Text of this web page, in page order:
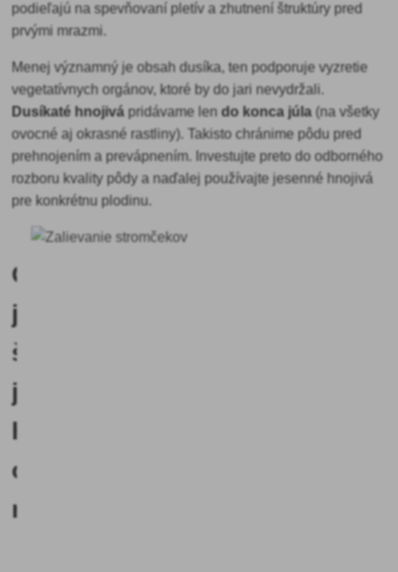
podieľajú na spevňovaní pletív a zhutnení štruktúry pred
prvými mrazmi.
Menej významný je obsah dusíka, ten podporuje vyzretie
vegetatívnych orgánov, ktoré by do jari nevydržali.
Dusíkaté hnojivá pridávame lendo konca júla (na všetky
ovocné aj okrasné rastliny). Takisto chránime pôdu pred
prehnojením a prevápnením. Investujte preto do odborného
rozboru kvality pôdy a naďalej používajte jesenné hnojivá
pre konkrétnu plodinu.
Čím
je
špecifické
jesenné
hnojenie
ovocných
rastlín?